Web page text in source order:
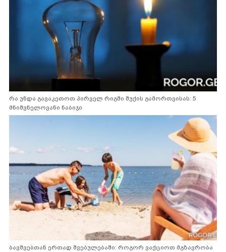
რა უნდა გავაკეთოთ პირველ რიგში შუქის გამორთვისას: 5
მნიშვნელოვანი ნაბიჯი
ბავშვებთან ერთად შვებულებაში: როგორ ვაქციოთ მგზავრობა